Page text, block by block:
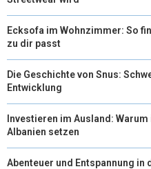
Ecksofa im Wohnzimmer: So
zu dir passt
Die Geschichte von Snus:
Entwicklung
Investieren im Ausland:
Albanien setzen
Abenteuer und Entspannung